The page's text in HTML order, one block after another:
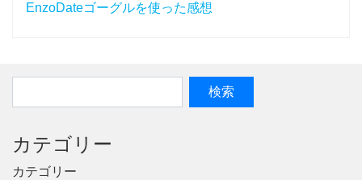
EnzoDateゴーグルを使った感想
カテゴリー
カテゴリー